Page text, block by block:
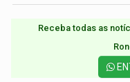
Receba todas as